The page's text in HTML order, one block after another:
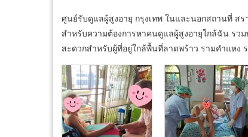
ศูนย์รับดูแลผู้สูงอายุ กรุงเทพ ในและนอกสถานที่ ส
สำหรับความต้องการหาคนดูแลผู้สูงอายุใกล้ฉัน รว
สะดวกสำหรับผู้ที่อยู่ใกล้พื้นที่ลาดพร้าว รามคำแหง